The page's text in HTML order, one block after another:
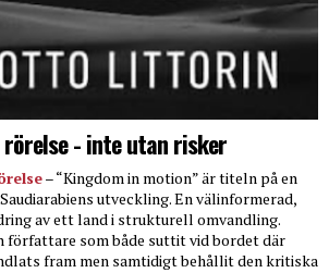
- inte utan risker
– “Kingdom in motion” är titeln på en
utveckling. En välinformerad,
av ett land i strukturell omvandling.
författare som både suttit vid bordet där
fram men samtidigt behållit den kritiska